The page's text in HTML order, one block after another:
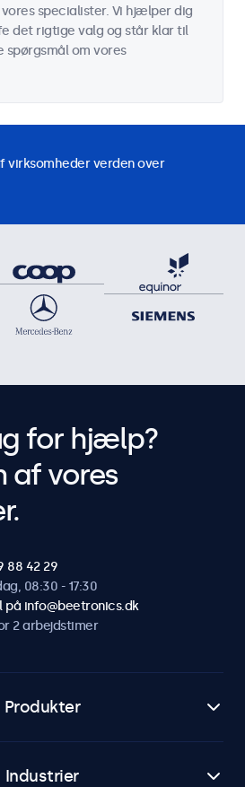
specialister. Vi hjælper dig
det rigtige valg og står klar til
spørgsmål om vores
virksomheder verden over
for hjælp?
af vores
88 42 29
08:30 - 17:30
på info@beetronics.dk
2 arbejdstimer
Produkter
Industrier